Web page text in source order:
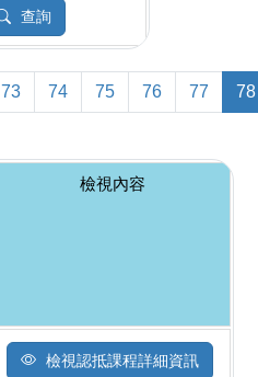
查詢
73 74 75 76 77 78
檢視內容
檢視認抵課程詳細資訊